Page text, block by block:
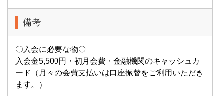
備考
〇入会に必要な物〇
入会金5,500円・初月会費・金融機関のキャッシュカ
ード（月々の会費支払いは口座振替をご利用いただき
ます。）